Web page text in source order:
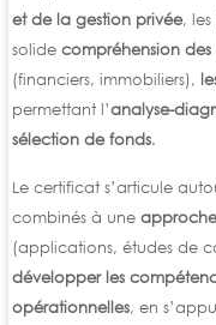
et de la gestion privée,
solide compréhension
(financiers, immobiliers),
permettant l’analyse-
sélection de fonds.
Le certificat s’articule
combinés à une
(applications, études de
développer les
opérationnelles, en